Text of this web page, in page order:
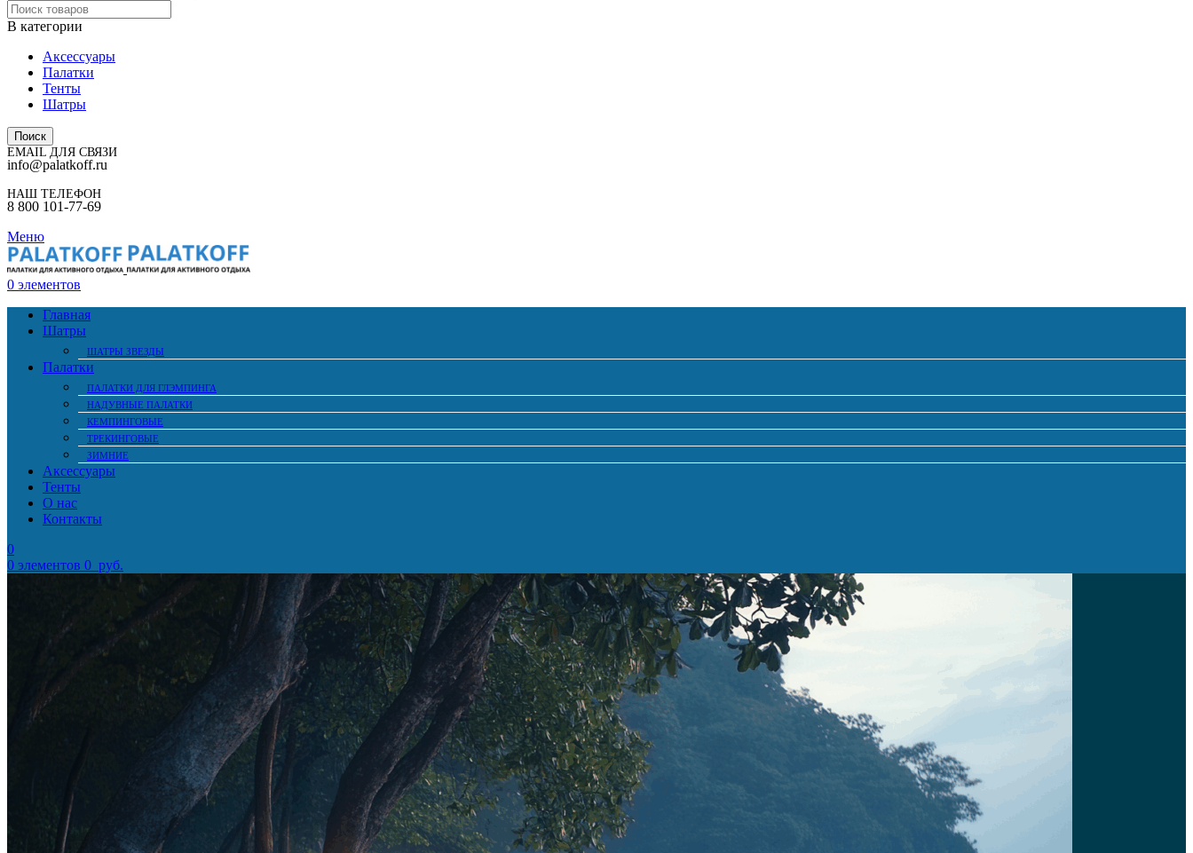
В категории
Аксессуары
Палатки
Тенты
Шатры
Поиск
EMAIL ДЛЯ СВЯЗИ
info@palatkoff.ru
НАШ ТЕЛЕФОН
8 800 101-77-69
Меню
0 элементов
Главная
Шатры
ШАТРЫ ЗВЕЗДЫ
Палатки
ПАЛАТКИ ДЛЯ ГЛЭМПИНГА
НАДУВНЫЕ ПАЛАТКИ
КЕМПИНГОВЫЕ
ТРЕКИНГОВЫЕ
ЗИМНИЕ
Аксессуары
Тенты
О нас
Контакты
0
0 элементов 0 руб.